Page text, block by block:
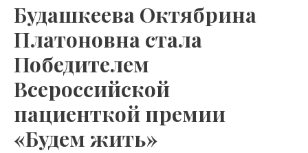
Будашкеева Октябрина
Платоновна стала
Победителем
Всероссийской
пациенткой премии
«Будем жить»